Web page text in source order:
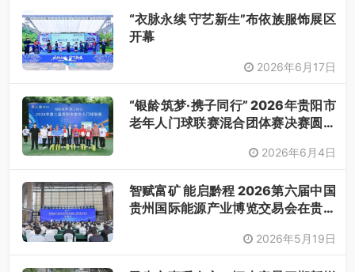
“衣脉永续 守艺新生”布依族服饰展区
开幕
2026年6月17日
“银龄筑梦·携子同行” 2026年贵阳市
老年人门球联赛混合团体赛决赛圆满
2026年6月4日
智赋富矿 能启黔程 2026第六届中国
贵州国际能源产业博览交易会在贵阳
2026年5月19日